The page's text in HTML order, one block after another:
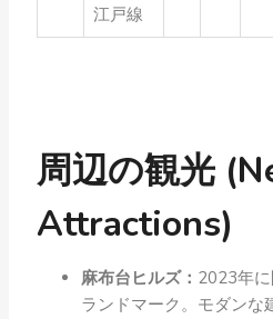
江戸線
周辺の観光
Attractions)
麻布台ヒルズ： 2023年
ランドマーク。モダンな